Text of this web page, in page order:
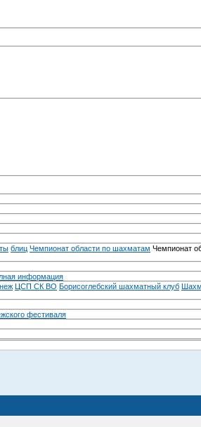
блиц Чемпионат области по шахматам Чемпионат
информация
ЦСП СК ВО Борисоглебский шахматный клуб
фестиваля